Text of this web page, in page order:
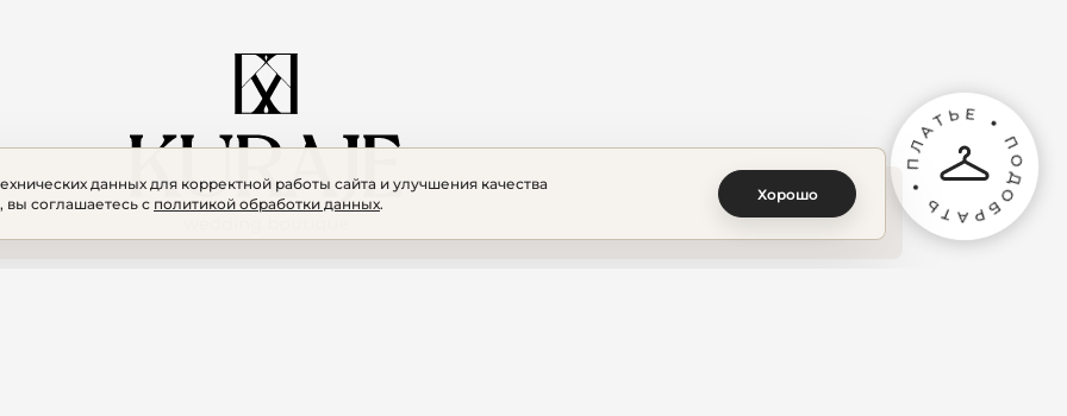
данных для корректной работы сайта и улучшения качества
вы соглашаетесь с политикой обработки данных.
Хорошо